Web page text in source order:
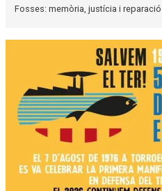
Fosses: memòria, justícia i reparació